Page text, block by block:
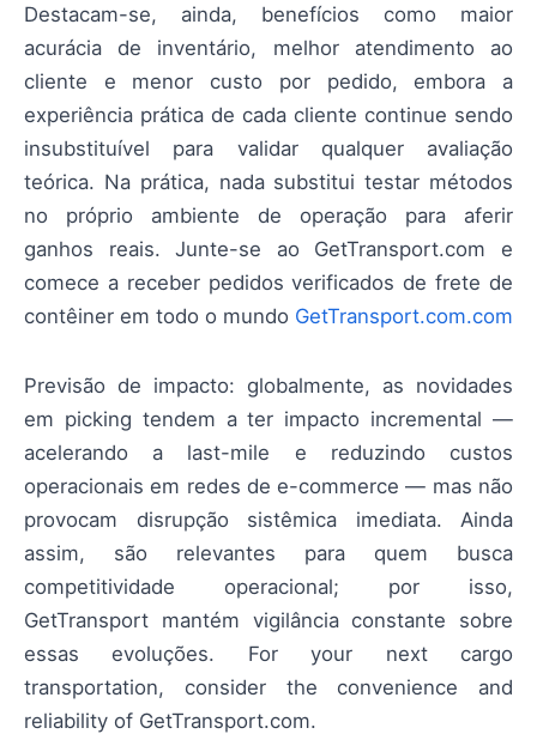
Destacam-se, ainda, benefícios como maior
acurácia de inventário, melhor atendimento ao
cliente e menor custo por pedido, embora a
experiência prática de cada cliente continue sendo
insubstituível para validar qualquer avaliação
teórica. Na prática, nada substitui testar métodos
no próprio ambiente de operação para aferir
ganhos reais. Junte-se ao GetTransport.com e
comece a receber pedidos verificados de frete de
contêiner em todo o mundo GetTransport.com.com
Previsão de impacto: globalmente, as novidades
em picking tendem a ter impacto incremental —
acelerando a last-mile e reduzindo custos
operacionais em redes de e-commerce — mas não
provocam disrupção sistêmica imediata. Ainda
assim, são relevantes para quem busca
competitividade operacional; por isso,
GetTransport mantém vigilância constante sobre
essas evoluções. For your next cargo
transportation, consider the convenience and
reliability of GetTransport.com.